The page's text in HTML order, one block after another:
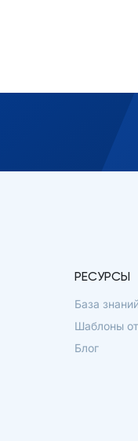
РЕСУРСЫ
База знаний
Шаблоны
Блог